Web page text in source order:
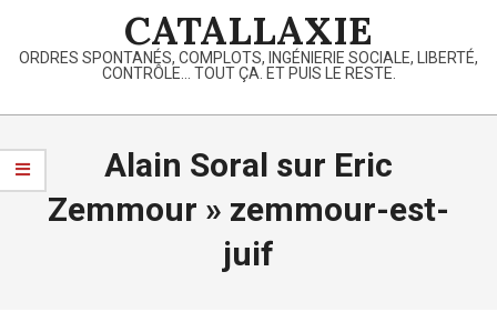
content
CATALLAXIE
ORDRES SPONTANÉS, COMPLOTS, INGÉNIERIE SOCIALE, LIBERTÉ,
CONTRÔLE… TOUT ÇA. ET PUIS LE RESTE.
Primary
Menu
Alain Soral sur Eric
Zemmour » zemmour-est-
juif